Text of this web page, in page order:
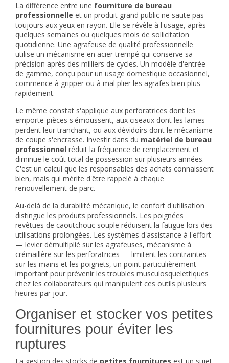
La différence entre une fourniture de bureau
professionnelle et un produit grand public ne saute pas
toujours aux yeux en rayon. Elle se révèle à l'usage, après
quelques semaines ou quelques mois de sollicitation
quotidienne. Une agrafeuse de qualité professionnelle
utilise un mécanisme en acier trempé qui conserve sa
précision après des milliers de cycles. Un modèle d'entrée
de gamme, conçu pour un usage domestique occasionnel,
commence à gripper ou à mal plier les agrafes bien plus
rapidement.
Le même constat s'applique aux perforatrices dont les
emporte-pièces s'émoussent, aux ciseaux dont les lames
perdent leur tranchant, ou aux dévidoirs dont le mécanisme
de coupe s'encrasse. Investir dans du matériel de bureau
professionnel réduit la fréquence de remplacement et
diminue le coût total de possession sur plusieurs années.
C'est un calcul que les responsables des achats connaissent
bien, mais qui mérite d'être rappelé à chaque
renouvellement de parc.
Au-delà de la durabilité mécanique, le confort d'utilisation
distingue les produits professionnels. Les poignées
revêtues de caoutchouc souple réduisent la fatigue lors des
utilisations prolongées. Les systèmes d'assistance à l'effort
— levier démultiplié sur les agrafeuses, mécanisme à
crémaillère sur les perforatrices — limitent les contraintes
sur les mains et les poignets, un point particulièrement
important pour prévenir les troubles musculosquelettiques
chez les collaborateurs qui manipulent ces outils plusieurs
heures par jour.
Organiser et stocker vos petites
fournitures pour éviter les
ruptures